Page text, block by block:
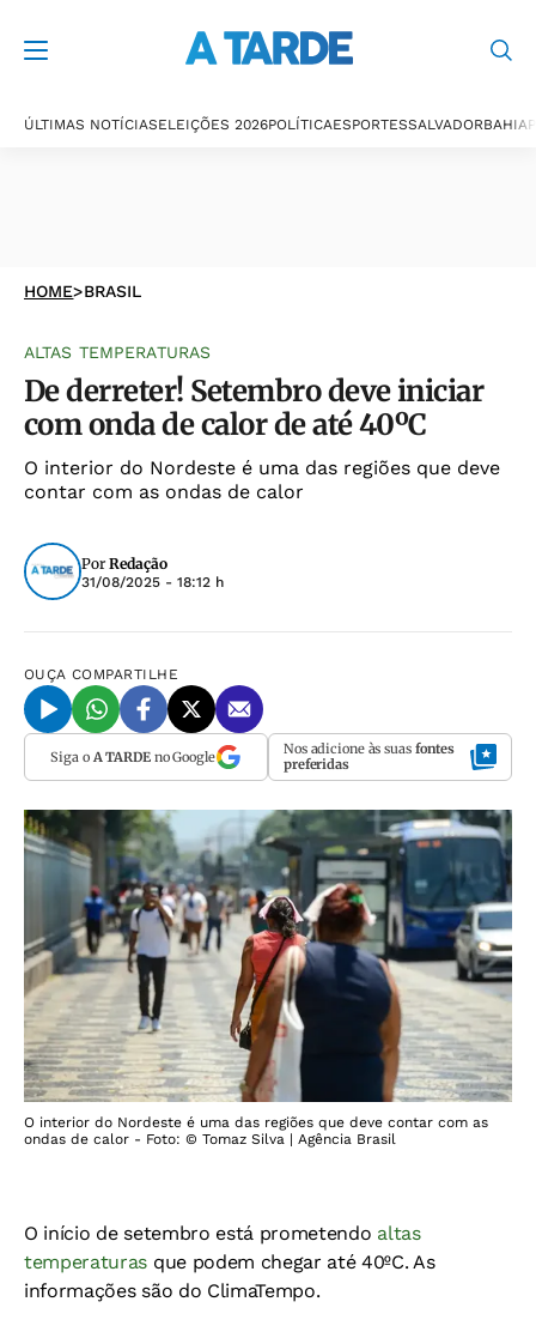
ÚLTIMAS NOTÍCIASELEIÇÕES 2026POLÍTICAESPORTESSALVADORBAHIA
HOME>BRASIL
ALTAS TEMPERATURAS
De derreter! Setembro deve iniciar
com onda de calor de até 40ºC
O interior do Nordeste é uma das regiões que deve
contar com as ondas de calor
Por Redação
31/08/2025 - 18:12 h
OUÇA COMPARTILHE
Siga o A TARDEno Google Nos adicione às suas fontes
preferidas
O interior do Nordeste é uma das regiões que deve contar com as
ondas de calor - Foto: © Tomaz Silva | Agência Brasil
O início de setembro está prometendo altas
temperaturas que podem chegar até 40ºC. As
informações são do ClimaTempo.